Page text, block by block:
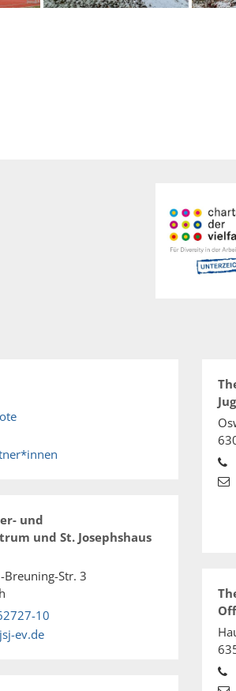
und
und St. Josephshaus
Str. 3
10
ev.de